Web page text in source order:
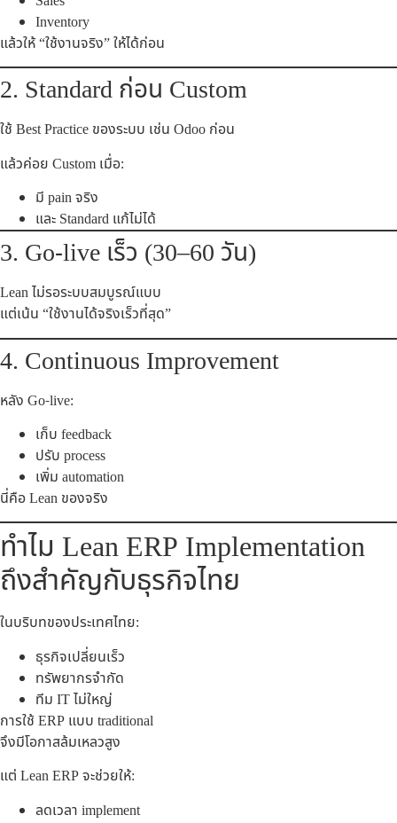
Inventory
แล้วให้ “ใช้งานจริง” ให้ได้ก่อน
2. Standard ก่อน Custom
ใช้ Best Practice ของระบบ เช่น Odoo ก่อน
แล้วค่อย Custom เมื่อ:
มี pain จริง
และ Standard แก้ไม่ได้
3. Go-live เร็ว (30–60 วัน)
Lean ไม่รอระบบสมบูรณ์แบบ
แต่เน้น “ใช้งานได้จริงเร็วที่สุด”
4. Continuous Improvement
หลัง Go-live:
เก็บ feedback
ปรับ process
เพิ่ม automation
นี่คือ Lean ของจริง
ทำไม Lean ERP Implementation
ถึงสำคัญกับธุรกิจไทย
ในบริบทของประเทศไทย:
ธุรกิจเปลี่ยนเร็ว
ทรัพยากรจำกัด
ทีม IT ไม่ใหญ่
การใช้ ERP แบบ traditional
จึงมีโอกาสล้มเหลวสูง
แต่ Lean ERP จะช่วยให้:
ลดเวลา implement